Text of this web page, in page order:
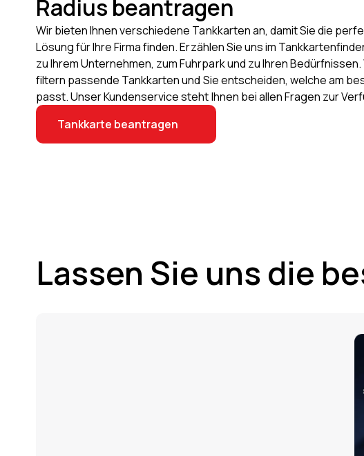
Radius beantragen
Wir bieten Ihnen verschiedene Tankkarten an, damit Sie die
Lösung für Ihre Firma finden. Erzählen Sie uns im
zu Ihrem Unternehmen, zum Fuhrpark und zu Ihren Bedürfnissen.
filtern passende Tankkarten und Sie entscheiden, welche am
passt. Unser Kundenservice steht Ihnen bei allen Fragen zur
Tankkarte beantragen
Lassen Sie uns die